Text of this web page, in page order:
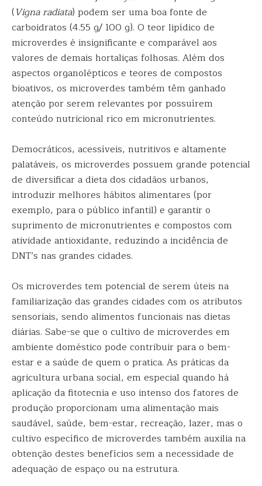
(Vigna radiata) podem ser uma boa fonte de
carboidratos (4.55 g/ 100 g). O teor lipídico de
microverdes é insignificante e comparável aos
valores de demais hortaliças folhosas. Além dos
aspectos organolépticos e teores de compostos
bioativos, os microverdes também têm ganhado
atenção por serem relevantes por possuírem
conteúdo nutricional rico em micronutrientes.
Democráticos, acessíveis, nutritivos e altamente
palatáveis, os microverdes possuem grande potencial
de diversificar a dieta dos cidadãos urbanos,
introduzir melhores hábitos alimentares (por
exemplo, para o público infantil) e garantir o
suprimento de micronutrientes e compostos com
atividade antioxidante, reduzindo a incidência de
DNT’s nas grandes cidades.
Os microverdes tem potencial de serem úteis na
familiarização das grandes cidades com os atributos
sensoriais, sendo alimentos funcionais nas dietas
diárias. Sabe-se que o cultivo de microverdes em
ambiente doméstico pode contribuir para o bem-
estar e a saúde de quem o pratica. As práticas da
agricultura urbana social, em especial quando há
aplicação da fitotecnia e uso intenso dos fatores de
produção proporcionam uma alimentação mais
saudável, saúde, bem-estar, recreação, lazer, mas o
cultivo específico de microverdes também auxilia na
obtenção destes benefícios sem a necessidade de
adequação de espaço ou na estrutura.